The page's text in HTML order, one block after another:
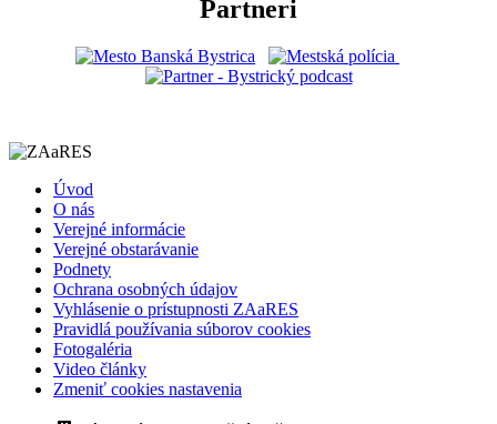
Partneri
Úvod
O nás
Verejné informácie
Verejné obstarávanie
Podnety
Ochrana osobných údajov
Vyhlásenie o prístupnosti ZAaRES
Pravidlá používania súborov cookies
Fotogaléria
Video články
Zmeniť cookies nastavenia